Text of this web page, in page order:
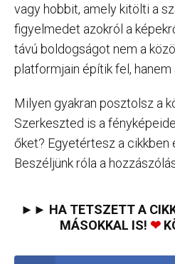
vagy hobbit, amely kitölti a
figyelmedet azokról a
távú boldogságot nem a
platformjain építik fel, hanem
Milyen gyakran posztolsz a
Szerkeszted is a
őket? Egyetértesz a cikkben
Beszéljünk róla a
►► HA TETSZETT A
MÁSOKKAL IS! ❤